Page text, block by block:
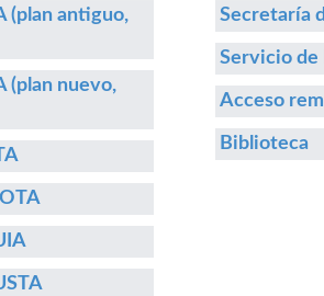
(plan antiguo,
(plan nuevo,
Secretaría
Servicio de
Acceso
Biblioteca